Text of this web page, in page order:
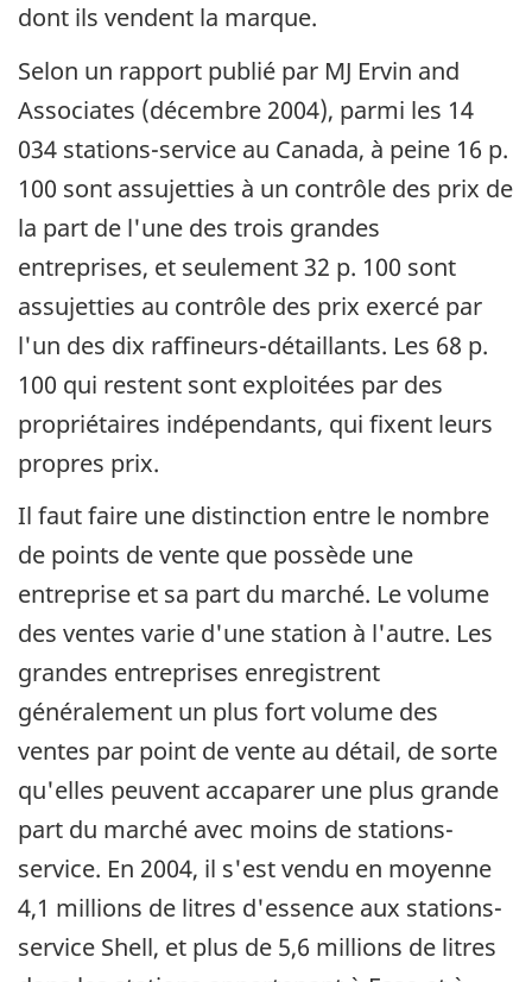
dont ils vendent la marque.
Selon un rapport publié par MJ Ervin and
Associates (décembre 2004), parmi les 14
034 stations-service au Canada, à peine 16 p.
100 sont assujetties à un contrôle des prix de
la part de l'une des trois grandes
entreprises, et seulement 32 p. 100 sont
assujetties au contrôle des prix exercé par
l'un des dix raffineurs-détaillants. Les 68 p.
100 qui restent sont exploitées par des
propriétaires indépendants, qui fixent leurs
propres prix.
Il faut faire une distinction entre le nombre
de points de vente que possède une
entreprise et sa part du marché. Le volume
des ventes varie d'une station à l'autre. Les
grandes entreprises enregistrent
généralement un plus fort volume des
ventes par point de vente au détail, de sorte
qu'elles peuvent accaparer une plus grande
part du marché avec moins de stations-
service. En 2004, il s'est vendu en moyenne
4,1 millions de litres d'essence aux stations-
service Shell, et plus de 5,6 millions de litres